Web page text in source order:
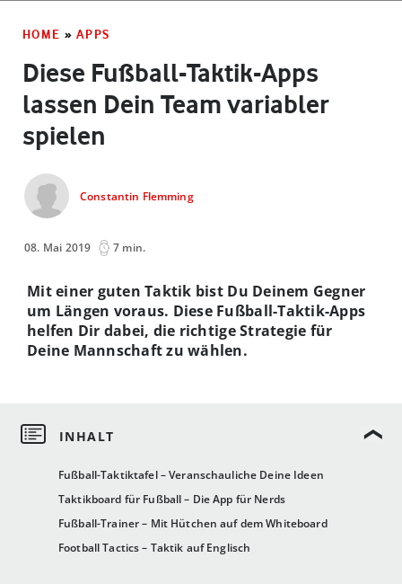
HOME » APPS
Diese Fußball-Taktik-Apps
lassen Dein Team variabler
spielen
Constantin Flemming
08. Mai 2019 7 min.
Fußball-Taktiktafel – Veranschauliche Deine Ideen
Taktikboard für Fußball – Die App für Nerds
Fußball-Trainer – Mit Hütchen auf dem Whiteboard
Football Tactics – Taktik auf Englisch
Mit einer guten Taktik bist Du Deinem Gegner
um Längen voraus. Diese Fußball-Taktik-Apps
helfen Dir dabei, die richtige Strategie für
Deine Mannschaft zu wählen.